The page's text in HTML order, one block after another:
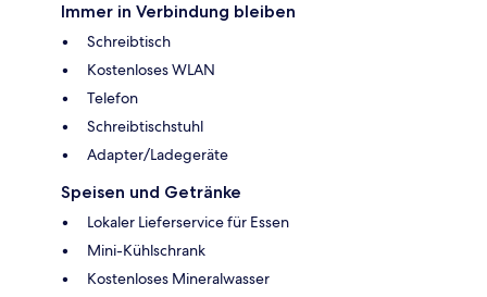
Immer in Verbindung bleiben
Schreibtisch
Kostenloses WLAN
Telefon
Schreibtischstuhl
Adapter/Ladegeräte
Speisen und Getränke
Lokaler Lieferservice für Essen
Mini-Kühlschrank
Kostenloses Mineralwasser